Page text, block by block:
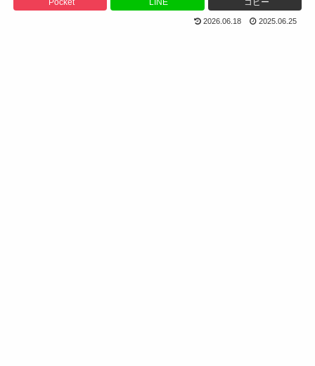
Pocket LINE コピー
2026.06.18 2025.06.25